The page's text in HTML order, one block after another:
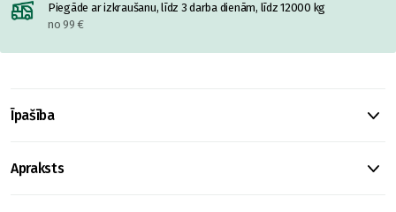
Piegāde ar izkraušanu, līdz 3 darba dienām, līdz 12000 kg
no 99 €
Īpašība
Apraksts